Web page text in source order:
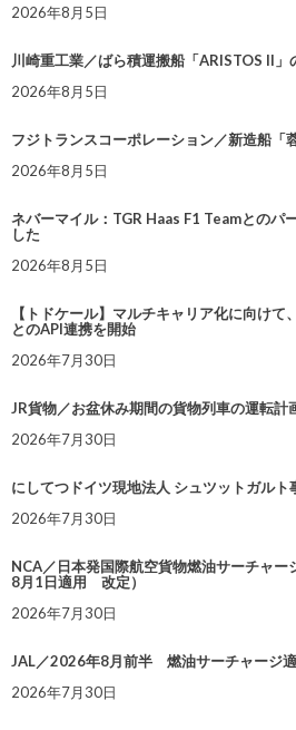
2026年8月5日
川崎重工業／ばら積運搬船「ARISTOS II」
2026年8月5日
フジトランスコーポレーション／新造船「
2026年8月5日
ネバーマイル：TGR Haas F1 Teamとのパ
した
2026年8月5日
【トドケール】マルチキャリア化に向け
とのAPI連携を開始
2026年7月30日
JR貨物／お盆休み期間の貨物列車の運転計
2026年7月30日
にしてつドイツ現地法人 シュツットガルト
2026年7月30日
NCA／日本発国際航空貨物燃油サーチャ
8月1日適用 改定）
2026年7月30日
JAL／2026年8月前半 燃油サーチャージ
2026年7月30日